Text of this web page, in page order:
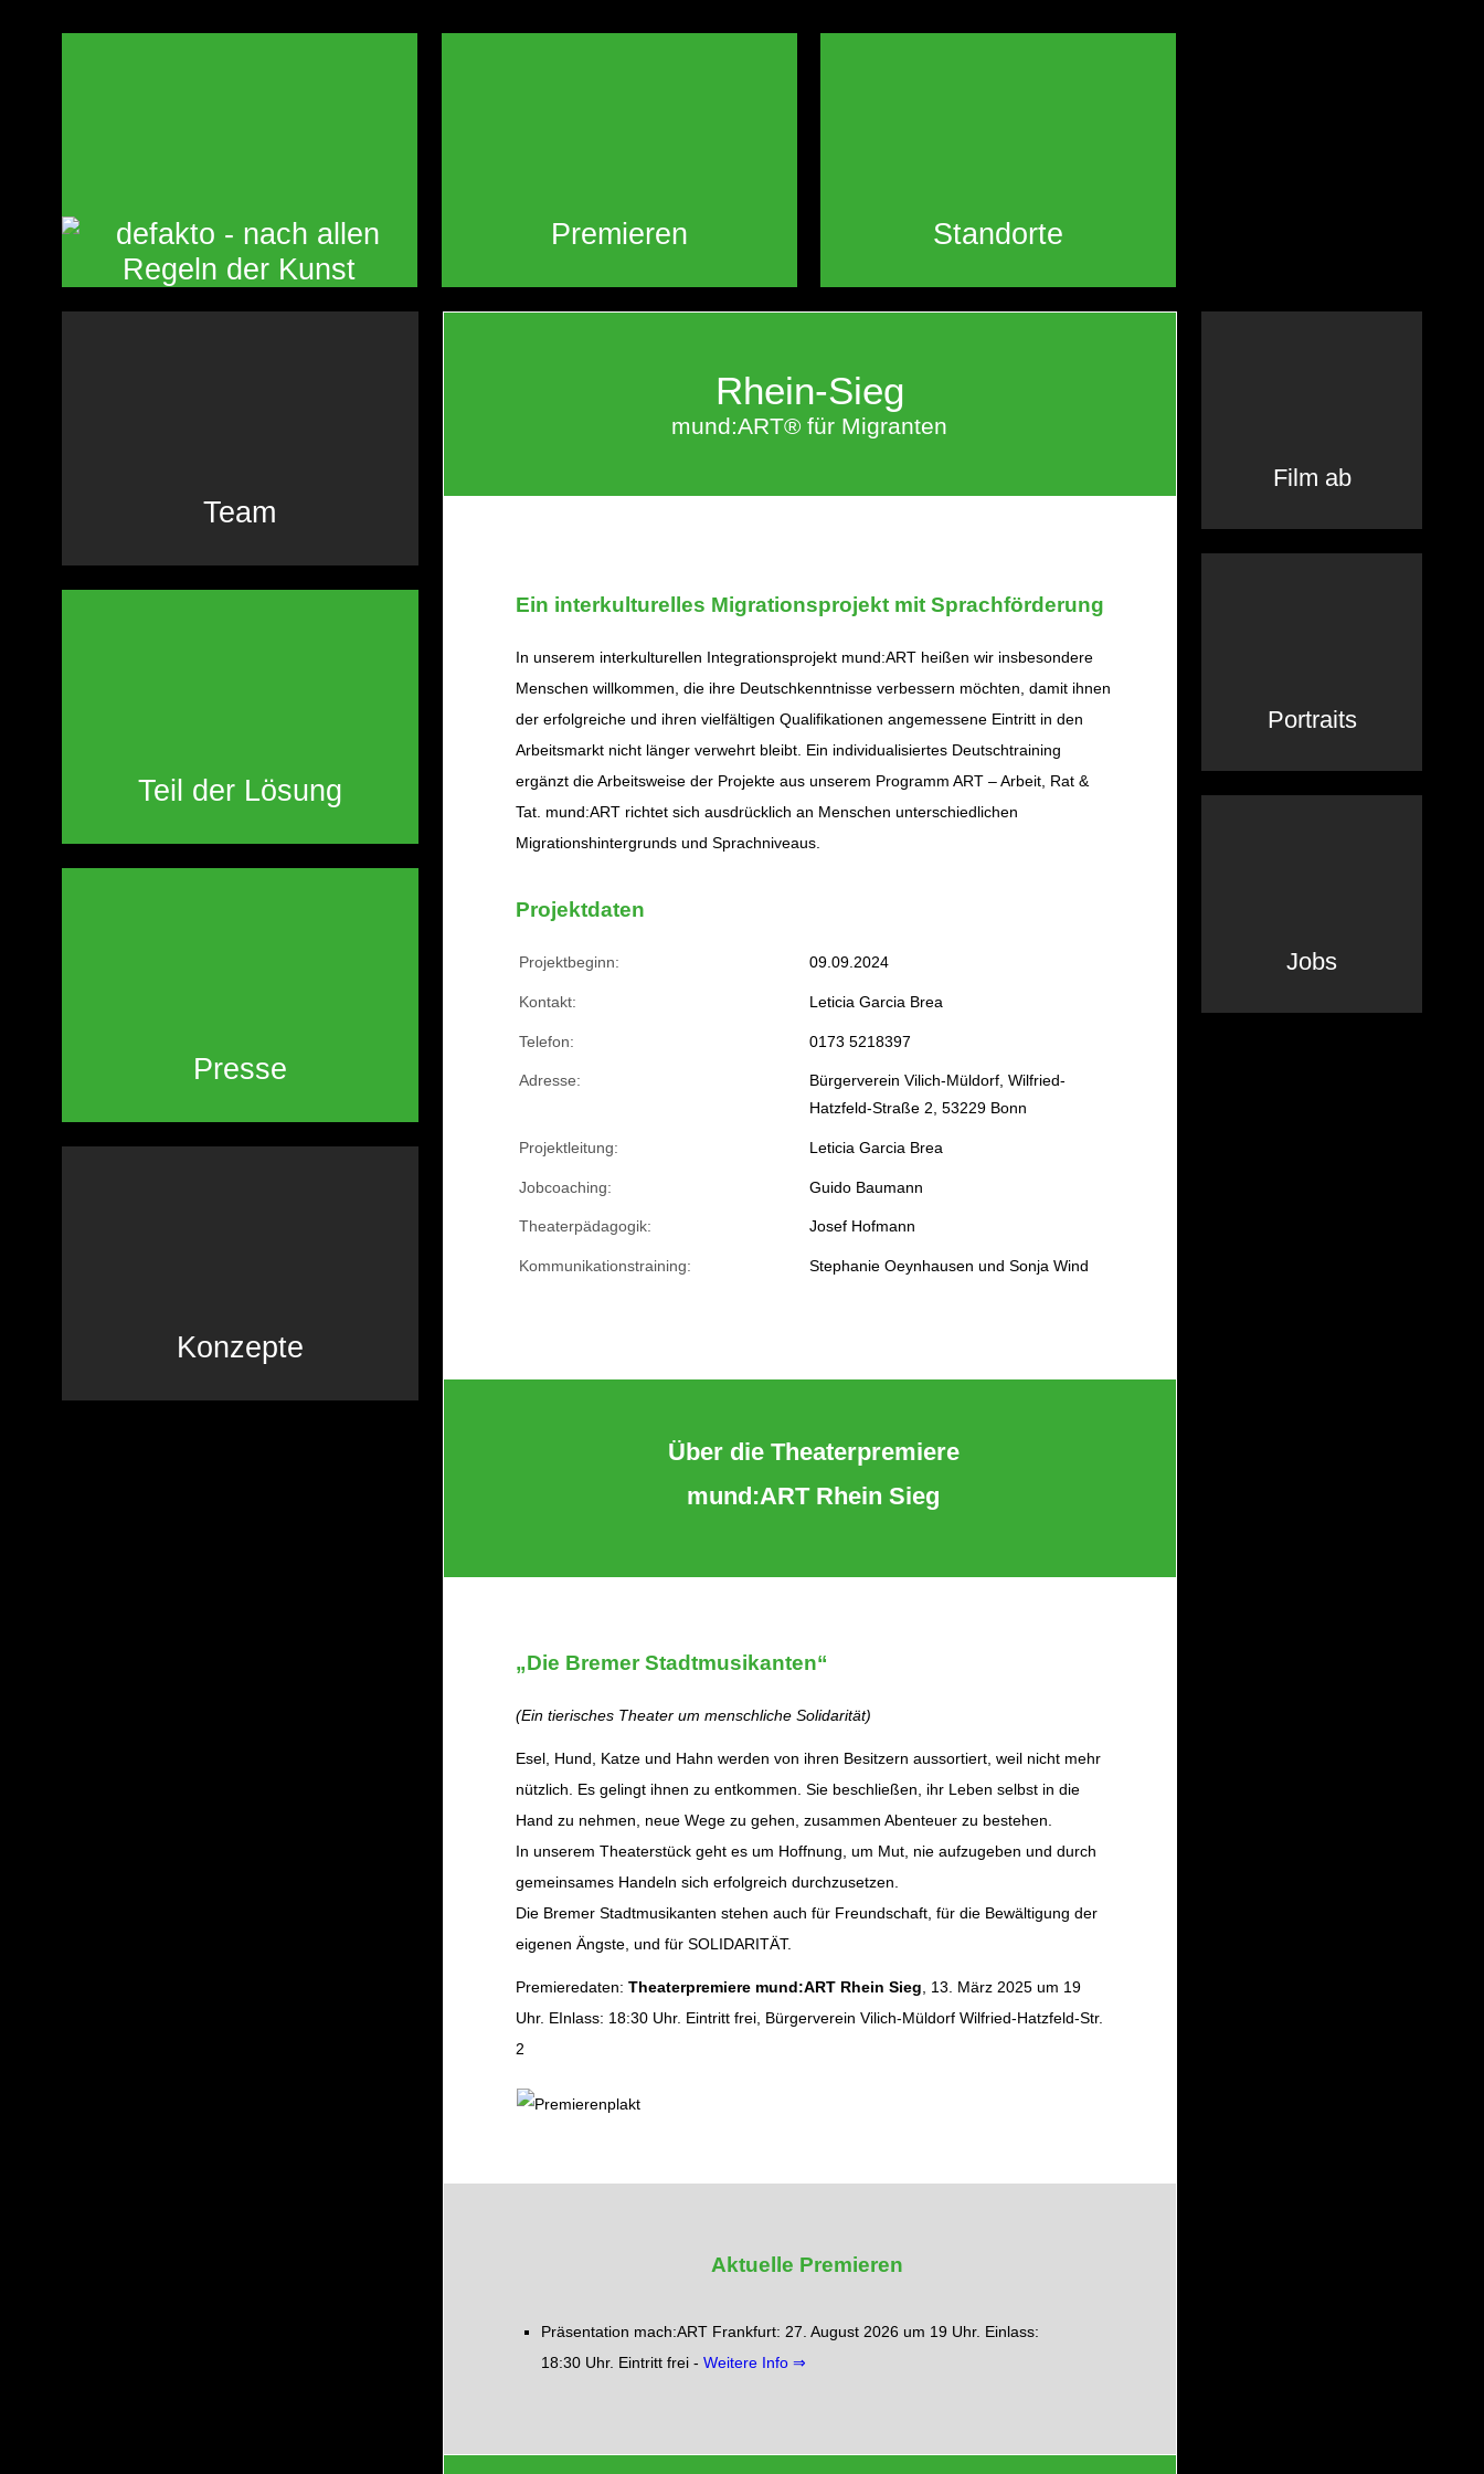
Premieren Standorte
Team
Teil der Lösung
Presse
Konzepte
Rhein-Sieg
mund:ART® für Migranten
Ein interkulturelles Migrationsprojekt mit Sprachförderung
In unserem interkulturellen Integrationsprojekt mund:ART heißen wir insbesondere
Menschen willkommen, die ihre Deutschkenntnisse verbessern möchten, damit ihnen
der erfolgreiche und ihren vielfältigen Qualifikationen angemessene Eintritt in den
Arbeitsmarkt nicht länger verwehrt bleibt. Ein individualisiertes Deutschtraining
ergänzt die Arbeitsweise der Projekte aus unserem Programm ART – Arbeit, Rat &
Tat. mund:ART richtet sich ausdrücklich an Menschen unterschiedlichen
Migrationshintergrunds und Sprachniveaus.
Projektdaten
Projektbeginn: 09.09.2024
Kontakt: Leticia Garcia Brea
Telefon: 0173 5218397
Adresse:
Bürgerverein Vilich-Müldorf, Wilfried-
Hatzfeld-Straße 2, 53229 Bonn
Projektleitung: Leticia Garcia Brea
Jobcoaching: Guido Baumann
Theaterpädagogik: Josef Hofmann
Kommunikationstraining: Stephanie Oeynhausen und Sonja Wind
Über die Theaterpremiere
mund:ART Rhein Sieg
„Die Bremer Stadtmusikanten“
(Ein tierisches Theater um menschliche Solidarität)
Esel, Hund, Katze und Hahn werden von ihren Besitzern aussortiert, weil nicht mehr
nützlich. Es gelingt ihnen zu entkommen. Sie beschließen, ihr Leben selbst in die
Hand zu nehmen, neue Wege zu gehen, zusammen Abenteuer zu bestehen.
In unserem Theaterstück geht es um Hoffnung, um Mut, nie aufzugeben und durch
gemeinsames Handeln sich erfolgreich durchzusetzen.
Die Bremer Stadtmusikanten stehen auch für Freundschaft, für die Bewältigung der
eigenen Ängste, und für SOLIDARITÄT.
Premieredaten:Theaterpremiere mund:ART Rhein Sieg , 13. März 2025 um 19
Uhr. EInlass: 18:30 Uhr. Eintritt frei, Bürgerverein Vilich-Müldorf Wilfried-Hatzfeld-Str.
2
Aktuelle Premieren
Präsentation mach:ART Frankfurt: 27. August 2026 um 19 Uhr. Einlass:
18:30 Uhr. Eintritt frei - Weitere Info ⇒
Film ab
Portraits
Jobs